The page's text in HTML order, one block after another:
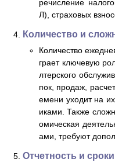
речисление
Л), страховых
Количество и
Количество
грает ключевую
лтерского
пок, продаж,
емени уходит на
иками. Также
омическая
ами, требуют
Отчетность и